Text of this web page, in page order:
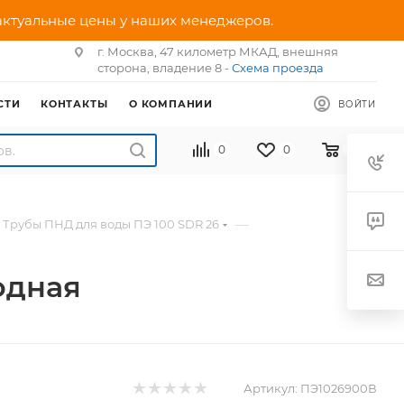
цены у наших менеджеров.
г. Москва, 47 километр МКАД, внешняя
сторона, владение 8 - Схема проезда
ВОЙТИ
КОНТАКТЫ О КОМПАНИИ
0 0
Трубы ПНД для воды ПЭ 100 SDR 26 —
Артикул: ПЭ1026900В